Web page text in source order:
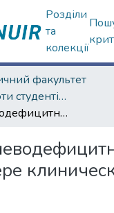
Розділи
та
колекції
факультет
Наукові роботи студентів та аспірантів. Медичний факультет
В12-фолиеводефицитная анемия (На примере клинического случая)